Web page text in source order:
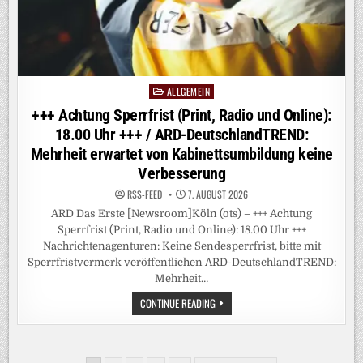
MEIST
SICHER
–
ABER
GEFÜHL
DER
UNSICHERHEIT
IST
Posted
in
ALLGEMEIN
+++ Achtung Sperrfrist (Print, Radio und Online):
18.00 Uhr +++ / ARD-DeutschlandTREND:
Mehrheit erwartet von Kabinettsumbildung keine
Verbesserung
RSS-FEED 7. AUGUST 2026
ARD Das Erste [Newsroom]Köln (ots) – +++ Achtung
Sperrfrist (Print, Radio und Online): 18.00 Uhr +++
Nachrichtenagenturen: Keine Sendesperrfrist, bitte mit
Sperrfristvermerk veröffentlichen ARD-DeutschlandTREND:
Mehrheit…
CONTINUE READING+++
ACHTUNG
SPERRFRIST